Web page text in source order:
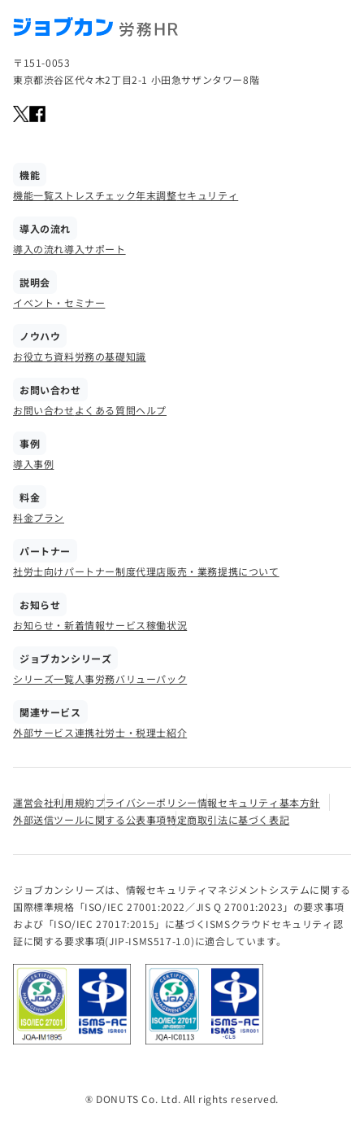
〒151-0053
東京都渋谷区代々木2丁目2-1 小田急サザンタワー8階
機能
機能一覧ストレスチェック年末調整セキュリティ
導入の流れ
導入の流れ導入サポート
説明会
イベント・セミナー
ノウハウ
お役立ち資料労務の基礎知識
お問い合わせ
お問い合わせよくある質問ヘルプ
事例
導入事例
料金
料金プラン
パートナー
社労士向けパートナー制度代理店販売・業務提携について
お知らせ
お知らせ・新着情報サービス稼働状況
ジョブカンシリーズ
シリーズ一覧人事労務バリューパック
関連サービス
外部サービス連携社労士・税理士紹介
運営会社利用規約プライバシーポリシー情報セキュリティ基本方針
外部送信ツールに関する公表事項特定商取引法に基づく表記
ジョブカンシリーズは、情報セキュリティマネジメントシステムに関する
国際標準規格「ISO/IEC 27001:2022／JIS Q 27001:2023」の要求事項
および「ISO/IEC 27017:2015」に基づくISMSクラウドセキュリティ認
証に関する要求事項(JIP-ISMS517-1.0)に適合しています。
® DONUTS Co. Ltd. All rights reserved.